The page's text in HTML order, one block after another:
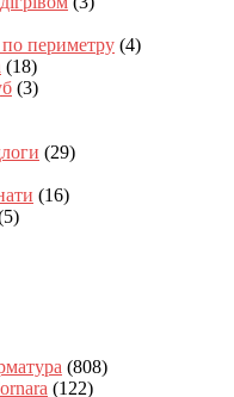
периметру (4)
(18)
(3)
(29)
(16)
(808)
(122)